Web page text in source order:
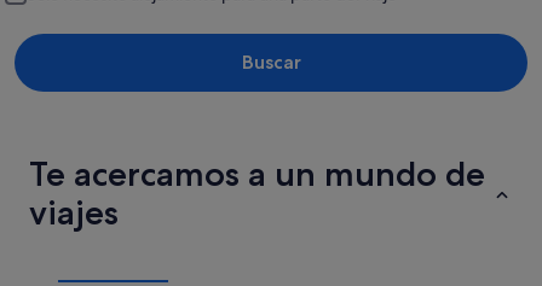
Buscar
Te acercamos a un mundo de
viajes